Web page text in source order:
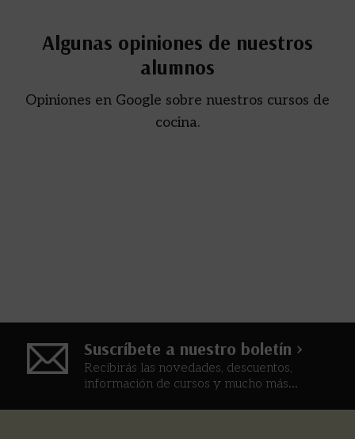
Algunas opiniones de nuestros
alumnos
Opiniones en Google sobre nuestros cursos de
cocina.
Suscríbete a nuestro boletín >
Recibirás las novedades, descuentos,
información de cursos y mucho más...